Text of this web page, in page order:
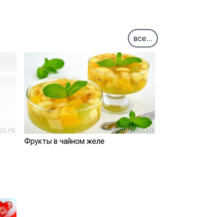
все...
Фрукты в чайном желе